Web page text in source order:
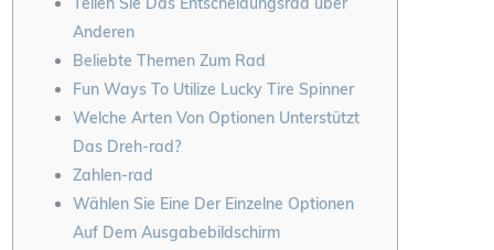
Anderen
Beliebte Themen Zum Rad
Fun Ways To Utilize Lucky Tire Spinner
Welche Arten Von Optionen Unterstützt
Das Dreh-rad?
Zahlen-rad
Wählen Sie Eine Der Einzelne Optionen
Auf Dem Ausgabebildschirm